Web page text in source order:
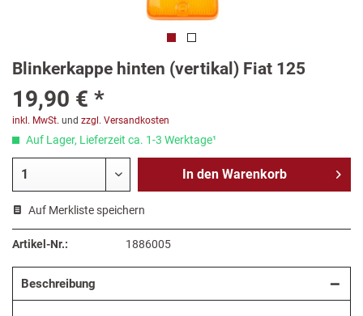
Blinkerkappe hinten (vertikal) Fiat 125
19,90 € *
inkl. MwSt. und zzgl. Versandkosten
Auf Lager, Lieferzeit ca. 1-3 Werktage¹
In den Warenkorb
Auf Merkliste speichern
Artikel-Nr.: 1886005
Beschreibung